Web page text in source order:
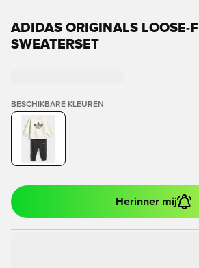
ADIDAS ORIGINALS LOOSE-
SWEATERSET
BESCHIKBARE KLEUREN
Herinner mij